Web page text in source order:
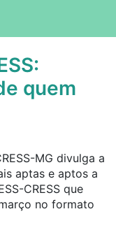
quem
MG divulga a
aptas e aptos a
CRESS que
no formato